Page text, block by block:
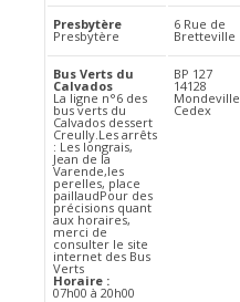
Presbytère
Presbytère
6 Rue de
Bretteville
Bus Verts du
Calvados
La ligne n°6 des
bus verts du
Calvados dessert
Creully.Les arrêts
: Les longrais,
Jean de la
Varende,les
perelles, place
paillaudPour des
précisions quant
aux horaires,
merci de
consulter le site
internet des Bus
Verts
Horaire :
07h00 à 20h00
BP 127
14128
Mondeville
Cedex